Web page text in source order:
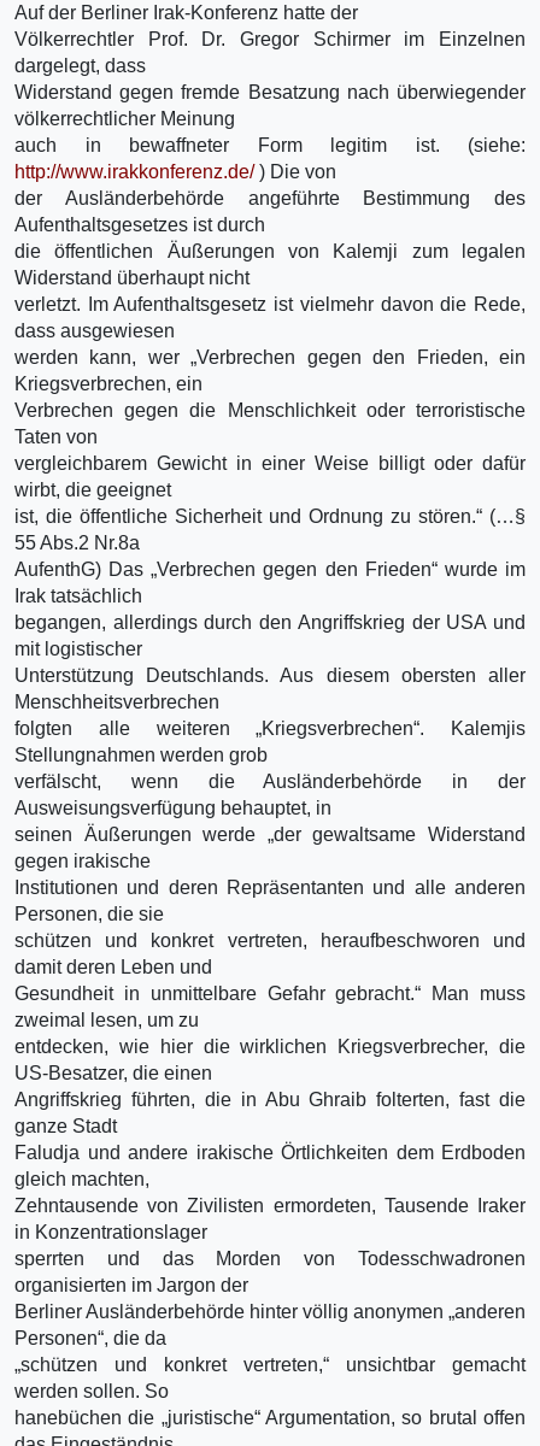
Auf der Berliner Irak-Konferenz hatte der
Völkerrechtler Prof. Dr. Gregor Schirmer im Einzelnen
dargelegt, dass
Widerstand gegen fremde Besatzung nach überwiegender
völkerrechtlicher Meinung
auch in bewaffneter Form legitim ist. (siehe:
http://www.irakkonferenz.de/) Die von
der Ausländerbehörde angeführte Bestimmung des
Aufenthaltsgesetzes ist durch
die öffentlichen Äußerungen von Kalemji zum legalen
Widerstand überhaupt nicht
verletzt. Im Aufenthaltsgesetz ist vielmehr davon die Rede,
dass ausgewiesen
werden kann, wer „Verbrechen gegen den Frieden, ein
Kriegsverbrechen, ein
Verbrechen gegen die Menschlichkeit oder terroristische
Taten von
vergleichbarem Gewicht in einer Weise billigt oder dafür
wirbt, die geeignet
ist, die öffentliche Sicherheit und Ordnung zu stören.“ (…§
55 Abs.2 Nr.8a
AufenthG) Das „Verbrechen gegen den Frieden“ wurde im
Irak tatsächlich
begangen, allerdings durch den Angriffskrieg der USA und
mit logistischer
Unterstützung Deutschlands. Aus diesem obersten aller
Menschheitsverbrechen
folgten alle weiteren „Kriegsverbrechen“. Kalemjis
Stellungnahmen werden grob
verfälscht, wenn die Ausländerbehörde in der
Ausweisungsverfügung behauptet, in
seinen Äußerungen werde „der gewaltsame Widerstand
gegen irakische
Institutionen und deren Repräsentanten und alle anderen
Personen, die sie
schützen und konkret vertreten, heraufbeschworen und
damit deren Leben und
Gesundheit in unmittelbare Gefahr gebracht.“ Man muss
zweimal lesen, um zu
entdecken, wie hier die wirklichen Kriegsverbrecher, die
US-Besatzer, die einen
Angriffskrieg führten, die in Abu Ghraib folterten, fast die
ganze Stadt
Faludja und andere irakische Örtlichkeiten dem Erdboden
gleich machten,
Zehntausende von Zivilisten ermordeten, Tausende Iraker
in Konzentrationslager
sperrten und das Morden von Todesschwadronen
organisierten im Jargon der
Berliner Ausländerbehörde hinter völlig anonymen „anderen
Personen“, die da
„schützen und konkret vertreten,“ unsichtbar gemacht
werden sollen. So
hanebüchen die „juristische“ Argumentation, so brutal offen